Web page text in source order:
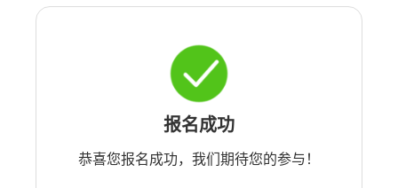
报名成功
恭喜您报名成功，我们期待您的参与！